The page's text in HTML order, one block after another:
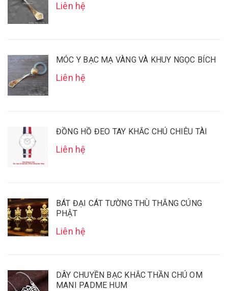
Liên hệ
MÓC Y BẠC MẠ VÀNG VÀ KHUY NGỌC BÍCH
Liên hệ
ĐỒNG HỒ ĐEO TAY KHẮC CHÚ CHIÊU TÀI
Liên hệ
BÁT ĐẠI CÁT TƯỜNG THÙ THẮNG CÚNG
PHẬT
Liên hệ
DÂY CHUYỀN BẠC KHẮC THẦN CHÚ OM
MANI PADME HUM